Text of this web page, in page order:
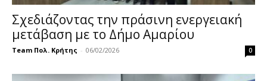
Σχεδιάζοντας την πράσινη ενεργειακή
μετάβαση με το Δήμο Αμαρίου
Team Πολ. Κρήτης - 06/02/2026 0